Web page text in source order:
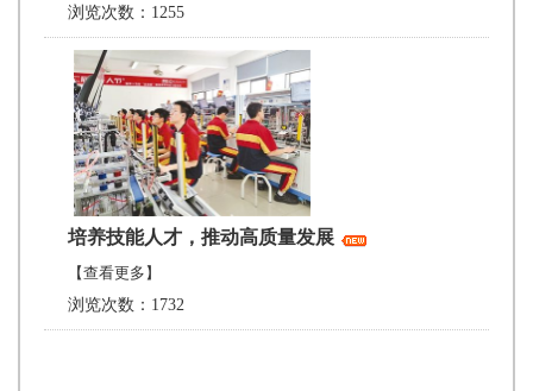
浏览次数：1255
培养技能人才，推动高质量发展
【查看更多】
浏览次数：1732